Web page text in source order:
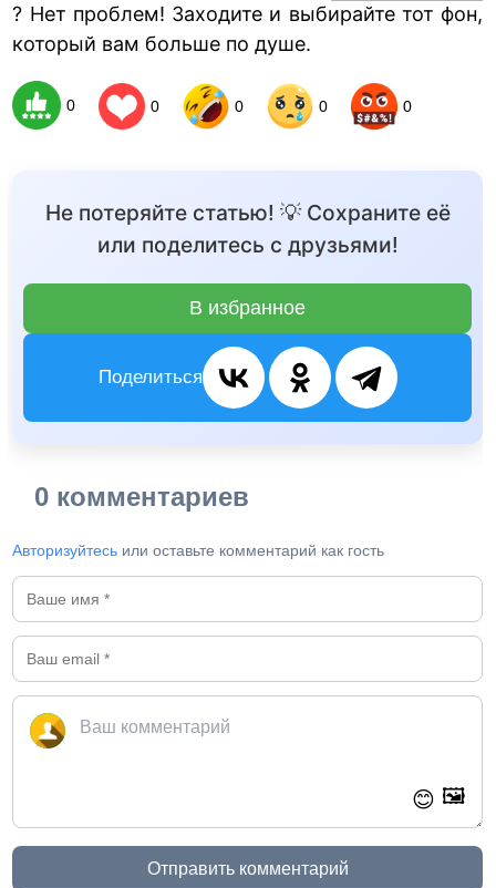
? Нет проблем! Заходите и выбирайте тот фон,
который вам больше по душе.
0 0 0 0 0
Не потеряйте статью! 💡 Сохраните её
или поделитесь с друзьями!
В избранное
Поделиться
0 комментариев
Авторизуйтесь или оставьте комментарий как гость
😊 🖼️
Отправить комментарий